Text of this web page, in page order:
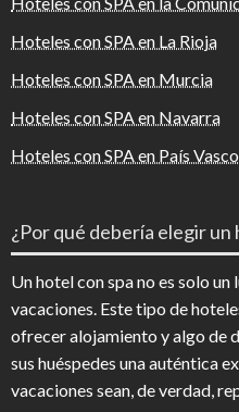
Hoteles con SPA en La Rioja
Hoteles con SPA en Murcia
Hoteles con SPA en Navarra
Hoteles con SPA en País Vasco
¿Por qué debería elegir un
Un hotel con spa no es solo
vacaciones. Este tipo de
ofrecer alojamiento y algo de
sus huéspedes una auténtica
vacaciones sean, de verdad,